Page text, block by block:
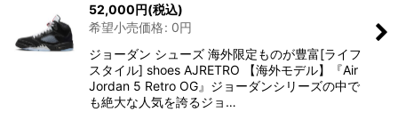
52,000円(税込)
希望小売価格: 0円
ジョーダン シューズ 海外限定ものが豊富[ライフ
スタイル] shoes AJRETRO 【海外モデル】『Air
Jordan 5 Retro OG』ジョーダンシリーズの中で
も絶大な人気を誇るジョ…